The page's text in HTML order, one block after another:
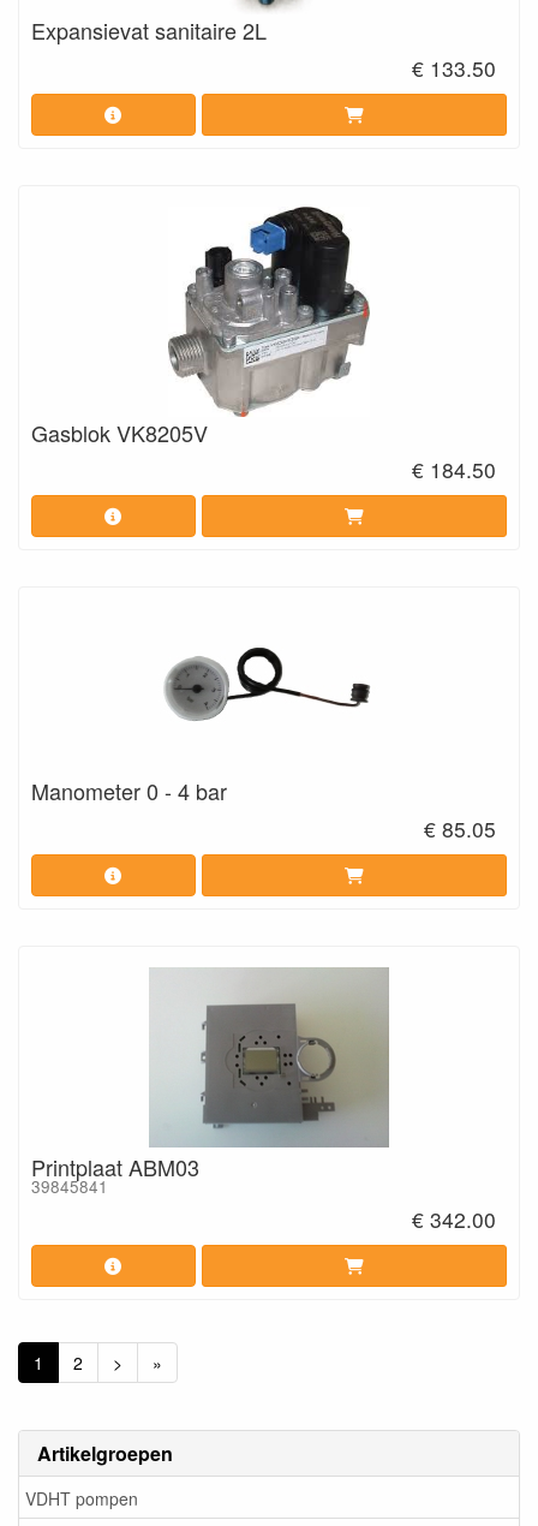
Artikelgroepen
VDHT pompen
Expansievat sanitaire 2L
€ 133.50
Gasblok VK8205V
€ 184.50
Manometer 0 - 4 bar
€ 85.05
Printplaat ABM03
39845841
€ 342.00
1 2 > »